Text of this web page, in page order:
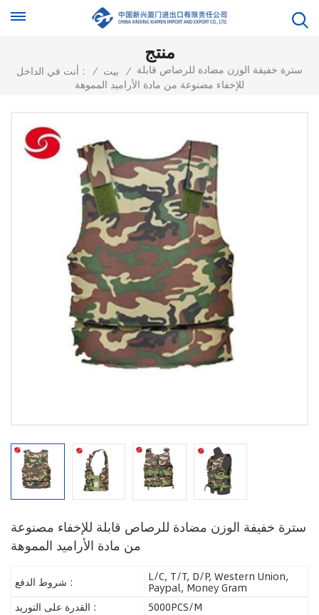
منتج
أنت في الداخل : / بيت / سترة خفيفة الوزن مضادة للرصاص قابلة
للإخفاء مصنوعة من مادة الأراميد المموهة
سترة خفيفة الوزن مضادة للرصاص قابلة للإخفاء مصنوعة
من مادة الأراميد المموهة
شروط الدفع : L/C, T/T, D/P, Western Union,
Paypal, Money Gram
القدرة على التوريد :
5000PCS/M